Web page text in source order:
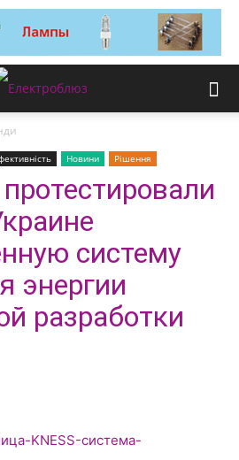
Новини Рішення
систему
энергии
разработки